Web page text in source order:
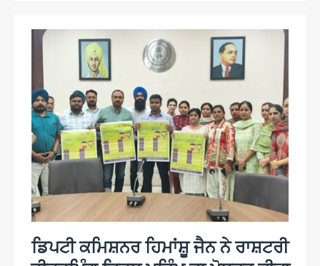
ਡਿਪਟੀ ਕਮਿਸ਼ਨਰ ਹਿਮਾਂਸ਼ੂ ਜੈਨ ਨੇ ਰਾਸ਼ਟਰੀ